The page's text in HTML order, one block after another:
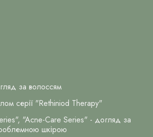
за волоссям
серії "Rethiniod Therapy"
"Acne-Care Series" - догляд за
шкірою